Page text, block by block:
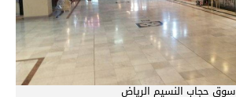
سوق حجاب النسيم الرياض